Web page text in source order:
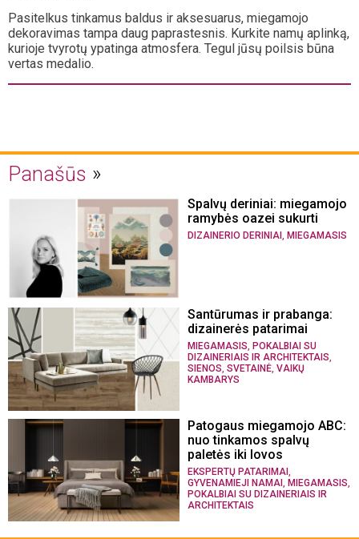
Pasitelkus tinkamus baldus ir aksesuarus, miegamojo
dekoravimas tampa daug paprastesnis. Kurkite namų aplinką,
kurioje tvyrotų ypatinga atmosfera. Tegul jūsų poilsis būna
vertas medalio.
Panašūs
Spalvų deriniai: miegamojo
ramybės oazei sukurti
DIZAINERIO DERINIAI , MIEGAMASIS
Santūrumas ir prabanga:
dizainerės patarimai
MIEGAMASIS, POKALBIAI SU
DIZAINERIAIS IR ARCHITEKTAIS,
SIENOS, SVETAINĖ, VAIKŲ
KAMBARYS
Patogaus miegamojo ABC:
nuo tinkamos spalvų
paletės iki lovos
EKSPERTŲ PATARIMAI
GYVENAMIEJI NAMAI MIEGAMASIS
POKALBIAI SU DIZAINERIAIS IR
ARCHITEKTAIS